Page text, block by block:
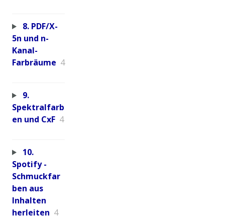
8. PDF/X-
5n und n-
Kanal-
Farbräume 4
9.
Spektralfarb
en und CxF 4
10.
Spotify -
Schmuckfar
ben aus
Inhalten
herleiten 4